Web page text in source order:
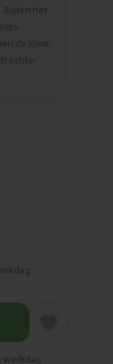
Buiten het
de kleur,
echter
werkdag